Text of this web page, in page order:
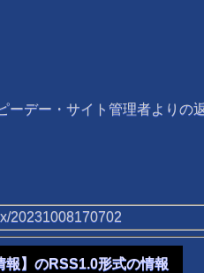
デー・サイト管理者よりの
20231008170702
報】のRSS1.0形式の情報